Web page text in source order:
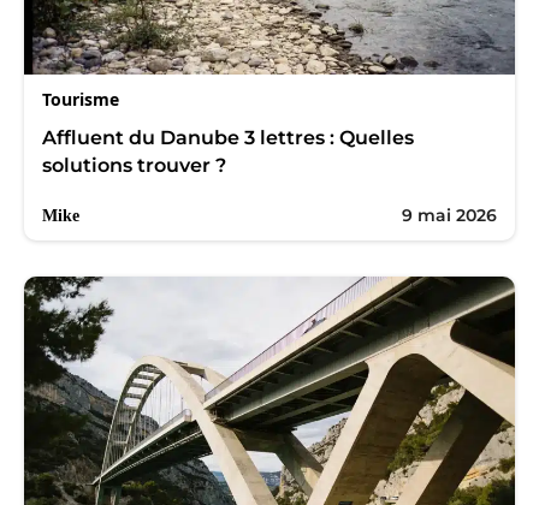
Tourisme
Affluent du Danube 3 lettres : Quelles
solutions trouver ?
Mike 9 mai 2026